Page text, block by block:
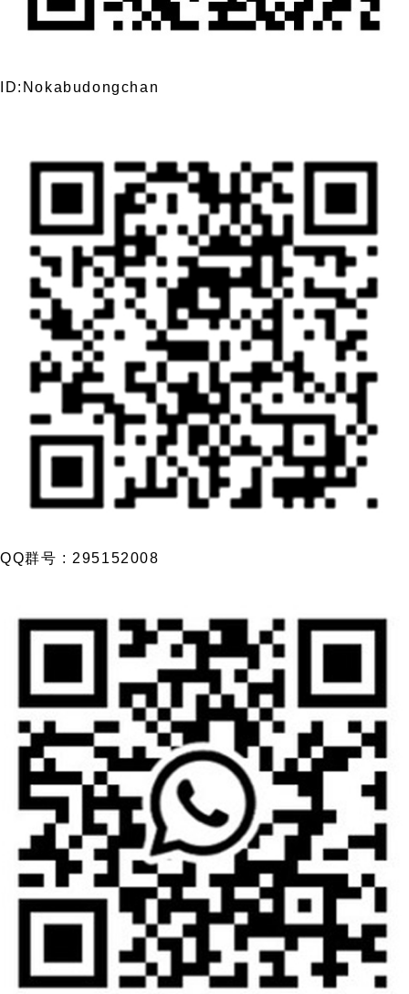
ID:Nokabudongchan
QQ群号 : 295152008